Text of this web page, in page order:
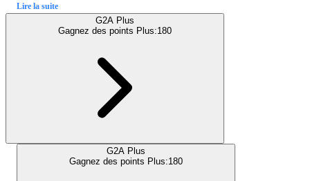
Lire la suite
G2A Plus
Gagnez des points Plus:180
G2A Plus
Gagnez des points Plus:180